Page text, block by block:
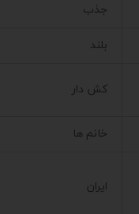
جذب
بلند
کش دار
خانم ها
ایران